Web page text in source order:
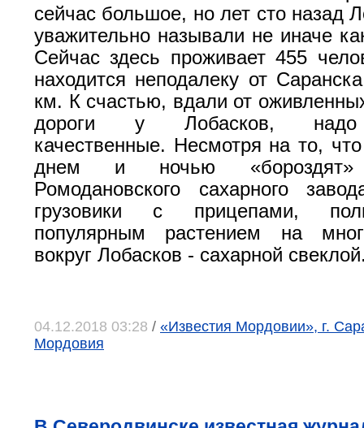
сейчас большое, но лет сто назад
уважительно называли не иначе
Сейчас здесь проживает 455
находится неподалеку от
км. К счастью, вдали от
дороги у Лобасков, надо
качественные. Несмотря на то,
днем и ночью
Ромодановского сахарного
грузовики с прицепами,
популярным растением на
вокруг Лобасков - сахарной
04.12.2018 03:28 / «Известия Мордовии», г.
Мордовия